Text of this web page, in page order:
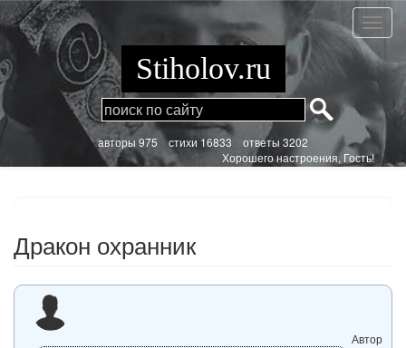
Перейти
к
основному
содержанию
Stiholov.ru
aвторы 975стихи 16833 ответы 3202
Хорошего настроения, Гость!
Дракон охранник
Автор